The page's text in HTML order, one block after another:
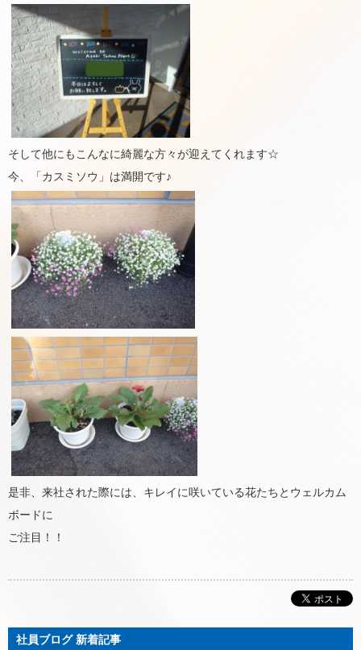
そして他にもこんなに綺麗な方々が迎えてくれます☆
今、「カスミソウ」は満開です♪
是非、来社された際には、キレイに咲いている花たちとウェルカム
ボードに
ご注目！！